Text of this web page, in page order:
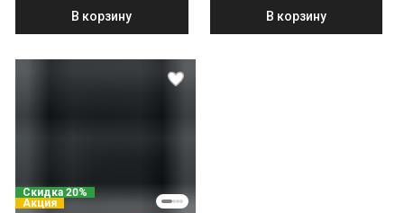
В корзину
В корзину
Скидка 20%
Акция